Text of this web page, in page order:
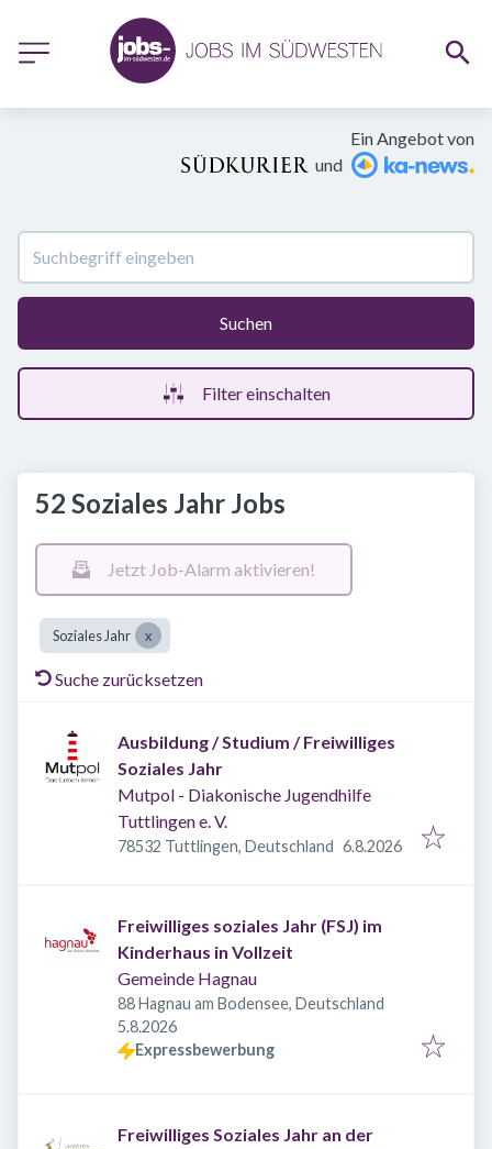
Ein Angebot von
und
Suchen
Filter einschalten
52 Soziales Jahr Jobs
Jetzt Job-Alarm aktivieren!
Soziales Jahr
Suche zurücksetzen
Ausbildung / Studium / Freiwilliges
Soziales Jahr
Mutpol - Diakonische Jugendhilfe
Tuttlingen e. V.
78532 Tuttlingen, Deutschland Veröffentlicht
6.8.2026
Freiwilliges soziales Jahr (FSJ) im
Kinderhaus in Vollzeit
Gemeinde Hagnau
88 Hagnau am Bodensee, Deutschland
Veröffentlicht
5.8.2026
Expressbewerbung
Freiwilliges Soziales Jahr an der